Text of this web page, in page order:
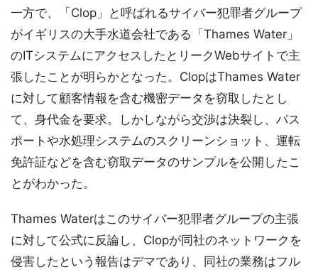
一方で、「Clop」と呼ばれるサイバー犯罪者グループ
がイギリスの大手水道会社である「Thames Water」
のITシステムにアクセスしたとリークWebサイトで主
張したことが明らかとなった。ClopはThames Water
に対して顧客情報を含む機密データを窃取したとし
て、身代金を要求。しかしながら交渉は決裂し、パス
ポートや水処理システムのスクリーンショット、運転
免許証などを含む窃取データのサンプルを公開したこ
とがわかった。
Thames Waterはこのサイバー犯罪者グループの主張
に対して公式に反論し、Clopが同社のネットワークを
侵害したという報告はデマであり、同社の業務はフル